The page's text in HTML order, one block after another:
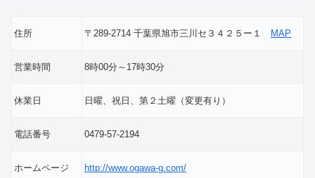
住所 〒289-2714 千葉県旭市三川セ３４２５ー１ MAP
営業時間 8時00分～17時30分
休業日 日曜、祝日、第２土曜（変更有り）
電話番号 0479-57-2194
ホームページ http://www.ogawa-g.com/